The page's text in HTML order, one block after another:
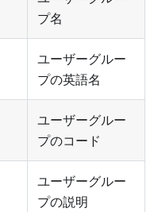
プ名
ユーザーグルー
プの英語名
ユーザーグルー
プのコード
ユーザーグルー
プの説明